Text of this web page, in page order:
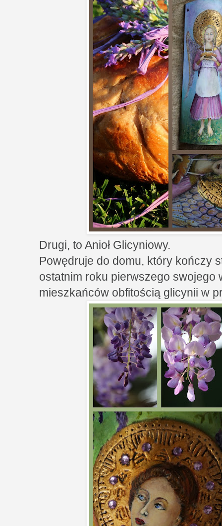
Drugi, to Anioł Glicyniowy.
Powędruje do domu, który kończy
ostatnim roku pierwszego swojego
mieszkańców obfitością glicynii w